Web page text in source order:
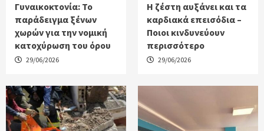
Γυναικοκτονία: Το
παράδειγμα ξένων
χωρών για την νομική
κατοχύρωση του όρου
29/06/2026
Η ζέστη αυξάνει και τα
καρδιακά επεισόδια –
Ποιοι κινδυνεύουν
περισσότερο
29/06/2026